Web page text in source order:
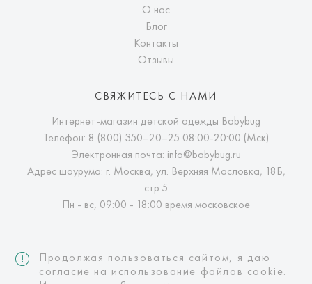
О нас
Блог
Контакты
Отзывы
СВЯЖИТЕСЬ С НАМИ
Интернет-магазин детской одежды Babybug
Телефон: 8 (800) 350–20–25 08:00-20:00 (Мск)
Электронная почта: info@babybug.ru
Адрес шоурума: г. Москва, ул. Верхняя Масловка, 18Б,
стр.5
Пн - вс, 09:00 - 18:00 время московское
Продолжая пользоваться сайтом, я даю
согласие на использование файлов cookie.